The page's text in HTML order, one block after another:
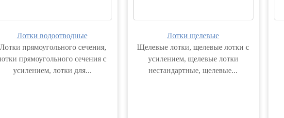
Лотки водоотводные
прямоугольного сечения,
прямоугольного сечения с
усилением, лотки для...
Лотки щелевые
Щелевые лотки, щелевые лотки с
усилением, щелевые лотки
нестандартные, щелевые...